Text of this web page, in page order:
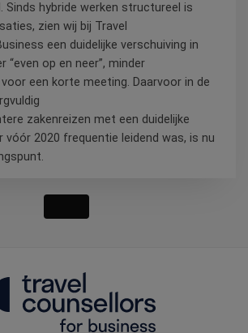
Sinds hybride werken structureel is
zien wij bij Travel
een duidelijke verschuiving in
“even op en neer”, minder
een korte meeting. Daarvoor in de
zakenreizen met een duidelijke
vóór 2020 frequentie leidend was, is nu